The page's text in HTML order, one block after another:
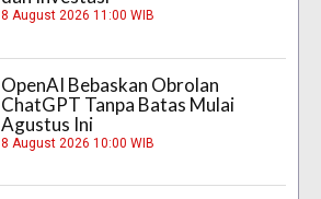
8 August 2026 11:00 WIB
OpenAI Bebaskan Obrolan
ChatGPT Tanpa Batas Mulai
Agustus Ini
8 August 2026 10:00 WIB